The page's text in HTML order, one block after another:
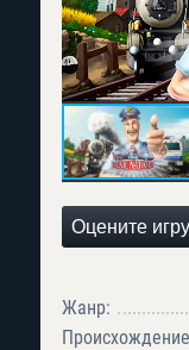
Оцените игру
Жанр: